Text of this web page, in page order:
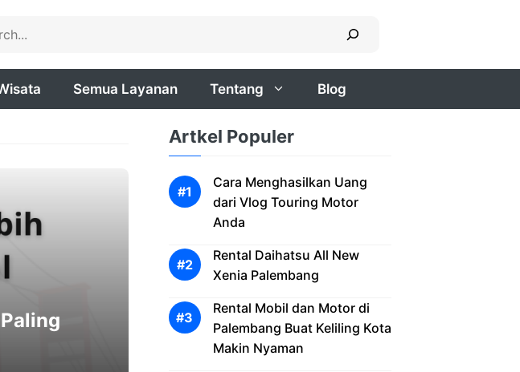
Semua Layanan Tentang Blog
Artkel Populer
Cara Menghasilkan Uang
dari Vlog Touring Motor
Anda
Rental Daihatsu All New
Xenia Palembang
Rental Mobil dan Motor di
Palembang Buat Keliling Kota
Makin Nyaman